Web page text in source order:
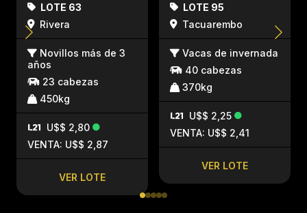
LOTE 63
Rivera
Novillos más de 3
años
23 cabezas
450kg
U$$ 2,80
VENTA: U$$ 2,87
VER LOTE
LOTE 95
Tacuarembo
Vacas de invernada
40 cabezas
370kg
U$$ 2,25
VENTA: U$$ 2,41
VER LOTE